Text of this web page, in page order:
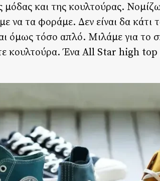
μόδας και της κουλτούρας.
να τα φοράμε. Δεν είναι δα
όμως τόσο απλό. Μιλάμε για το
κουλτούρα. Ένα All Star high